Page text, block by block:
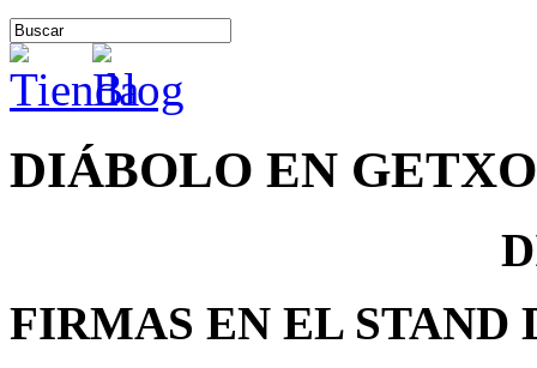
DIÁBOLO EN GETXO
DIÁBOLO
FIRMAS EN EL